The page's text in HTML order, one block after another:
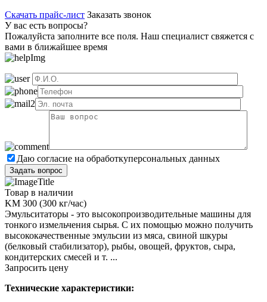
Скачать прайс-лист Заказать звонок
У вас есть вопросы?
Пожалуйста заполните все поля. Наш специалист свяжется с
вами в ближайшее время
Даю согласие на обработкуперсональных данных
Товар в наличии
KM 300 (300 кг/час)
Эмульситаторы - это высокопроизводительные машины для
тонкого измельчения сырья. С их помощью можно получить
высококачественные эмульсии из мяса, свиной шкуры
(белковый стабилизатор), рыбы, овощей, фруктов, сыра,
кондитерских смесей и т. ...
Запросить цену
Технические характеристики: